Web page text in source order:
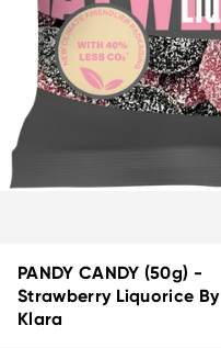
PANDY CANDY (50g) -
Strawberry Liquorice By
Klara